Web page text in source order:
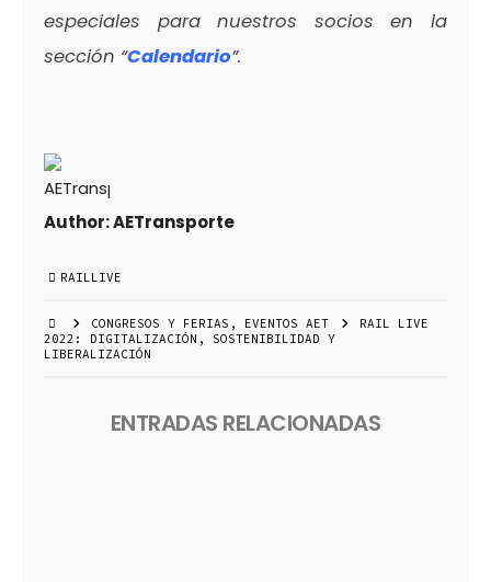
especiales para nuestros socios en la
sección “Calendario”.
Author:AETransporte
RAILLIVE
CONGRESOS Y FERIAS , EVENTOS AET
RAIL LIVE
2022: DIGITALIZACIÓN, SOSTENIBILIDAD Y
LIBERALIZACIÓN
ENTRADAS RELACIONADAS